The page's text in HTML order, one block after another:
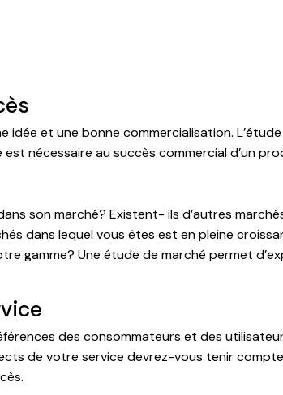
idée et une bonne commercialisation.
nécessaire au succès commercial d’un
son marché? Existent- ils d’autres
dans lequel vous êtes est en pleine
gamme? Une étude de marché permet
des consommateurs et des
de votre service devrez-vous tenir